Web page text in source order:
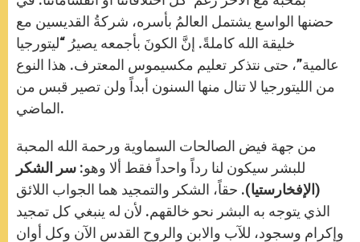
حضنها الواسع يشتمل العالمُ بأسره، شركةُ القديسين مع
خليقة الله كاملةً. إنَّ الكونَ بأجمعه يصيرُ “ليتورجيا
عالمية”، حتى نتذكر تعليم مكسيموس المعترف. هذا النوع
من الليتورجيا لا تنال منها السنون أبداً ولن تصير قبس من
الماضي.
من جهة فيض الصالحات السماوية ورحمة الله المحبة
للبشر سيكون لنا رداً واحداً فقط ألا وهو: سر
الشكر
(الإفخارستيا). حقاً، الشكر والتمجيد هما الجواب اللائق
الذي يتوجه به البشر نحو خالقهم. لأن له ينبغي كل تمجيد
وإكرام وسجود، للآب والابن والروح القدس الآن وكل أوان